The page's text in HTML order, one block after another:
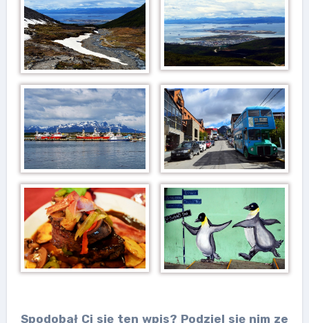
Spodobał Ci się ten wpis? Podziel się nim ze